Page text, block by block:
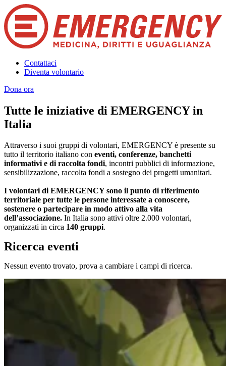
Contattaci
Diventa volontario
Dona ora
Tutte le iniziative di EMERGENCY in
Italia
Attraverso i suoi gruppi di volontari, EMERGENCY è presente su
tutto il territorio italiano con eventi, conferenze, banchetti
informativi e di raccolta fondi, incontri pubblici di informazione,
sensibilizzazione, raccolta fondi a sostegno dei progetti umanitari.
I volontari di EMERGENCY sono il punto di riferimento
territoriale per tutte le persone interessate a conoscere,
sostenere o partecipare in modo attivo alla vita
dell’associazione. In Italia sono attivi oltre 2.000 volontari,
organizzati in circa 140 gruppi.
Ricerca eventi
Nessun evento trovato, prova a cambiare i campi di ricerca.